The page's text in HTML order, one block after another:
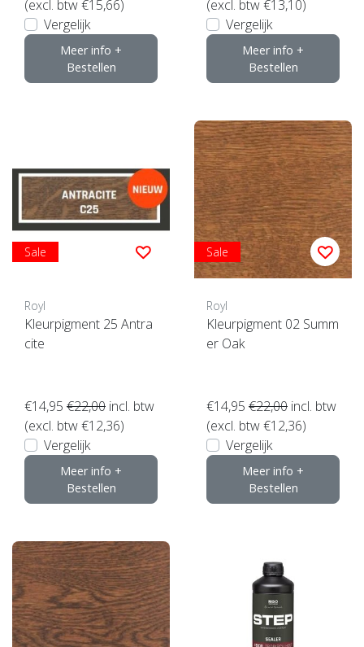
(excl. btw €15,66)
Vergelijk
Meer info +
Bestellen
(excl. btw €13,10)
Vergelijk
Meer info +
Bestellen
Sale
Royl
Kleurpigment 25 Antra
cite
€14,95 €22,00 incl. btw
(excl. btw €12,36)
Vergelijk
Meer info +
Bestellen
Sale
Royl
Kleurpigment 02 Summ
er Oak
€14,95 €22,00 incl. btw
(excl. btw €12,36)
Vergelijk
Meer info +
Bestellen